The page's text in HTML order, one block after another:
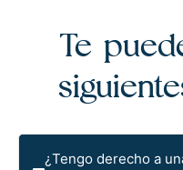
Te
¿Tengo derecho a